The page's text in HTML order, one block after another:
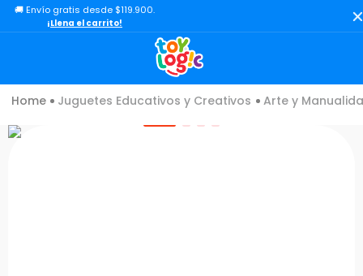
🚚 Envío gratis desde $119.900.
¡Llena el carrito!
Juguetes Educativos y Creativos Arte y
TÉRMINOS MÁS BUSCADOS
3.
carro
4